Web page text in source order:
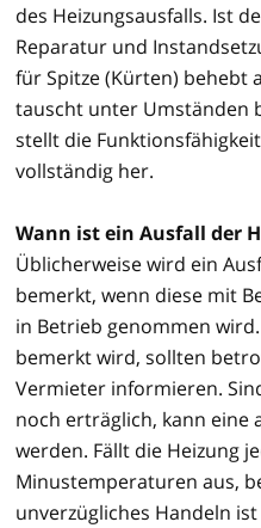
des Heizungsausfalls. Ist
Reparatur und
für Spitze (Kürten) behebt
tauscht unter Umständen
stellt die
vollständig her.
Wann ist ein Ausfall der
Üblicherweise wird ein
bemerkt, wenn diese mit
in Betrieb genommen
bemerkt wird, sollten
Vermieter informieren.
noch erträglich, kann eine
werden. Fällt die Heizung
Minustemperaturen aus,
unverzügliches Handeln